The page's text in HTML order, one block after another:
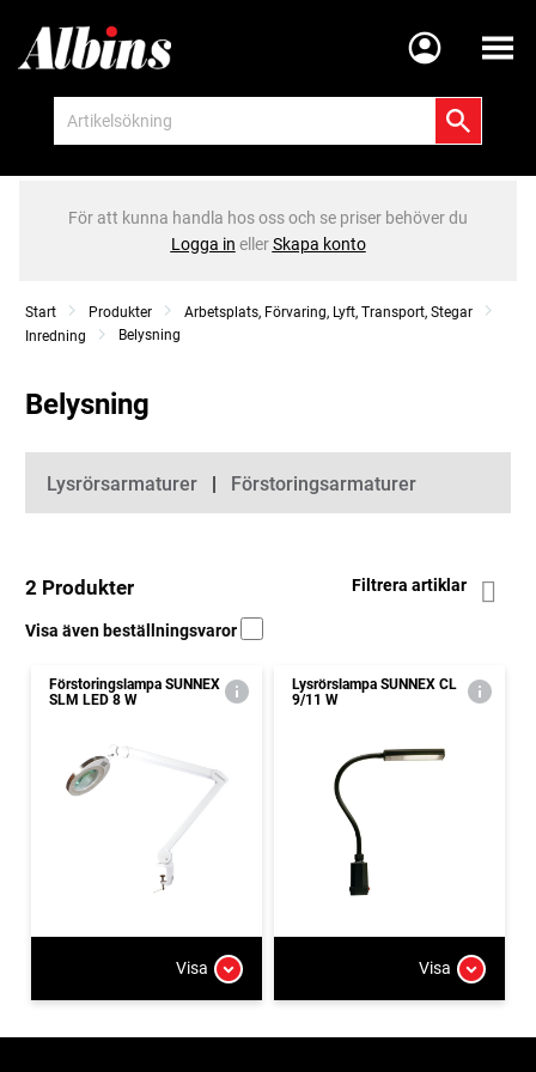
Meny
För att kunna handla hos oss och se priser behöver du
Logga in ellerSkapa konto
Start Produkter
Arbetsplats, Förvaring, Lyft, Transport, Stegar
Inredning
Belysning
Belysning
Kategorier
Lysrörsarmaturer Förstoringsarmaturer
2 Produkter Filtrera artiklar
Visa även beställningsvaror
Förstoringslampa SUNNEX
SLM LED 8 W
Visa
Lysrörslampa SUNNEX CL
9/11 W
Visa